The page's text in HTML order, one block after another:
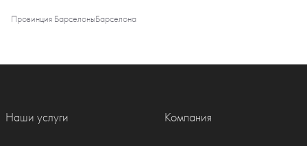
Провинция БарселоныБарселона
Наши услуги Компания